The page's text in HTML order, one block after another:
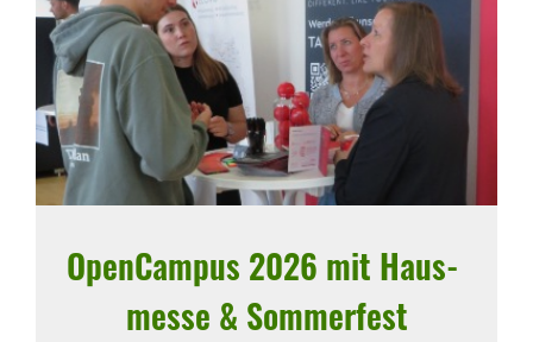
Open­Campus 2026 mit Haus­
messe & Sommer­fest